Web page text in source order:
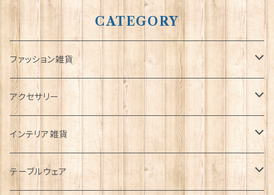
CATEGORY
ファッション雑貨
タータンネクタイ
帽子
キャップ
Tシャツ
アクセサリー
ORTAK
ブローチ
インテリア雑貨
インテリア置物
テーブルウェア